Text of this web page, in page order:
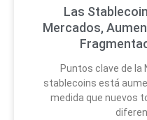
Las
Mercados,
Puntos clave de la
stablecoins está
medida que nuevos